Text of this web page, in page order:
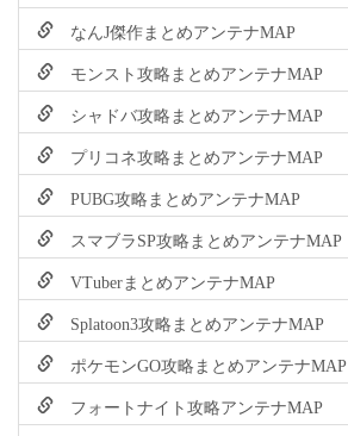
なんJ傑作まとめアンテナMAP
モンスト攻略まとめアンテナMAP
シャドバ攻略まとめアンテナMAP
プリコネ攻略まとめアンテナMAP
PUBG攻略まとめアンテナMAP
スマブラSP攻略まとめアンテナMAP
VTuberまとめアンテナMAP
Splatoon3攻略まとめアンテナMAP
ポケモンGO攻略まとめアンテナMAP
フォートナイト攻略アンテナMAP